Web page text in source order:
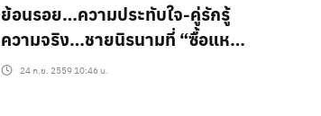
ย้อนรอย…ความประทับใจ-คู่รักรู้
ความจริง…ชายนิรนามที่ “ซื้อแหวน
แต่งงาน” ให้พวกเขาคือ “พอล
24 ก.ย. 2559 10:46 น.